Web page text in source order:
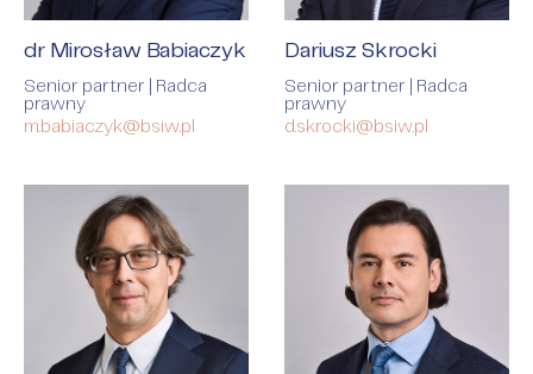
dr Mirosław Babiaczyk
Senior partner | Radca
prawny
m.babiaczyk@bsiw.pl
Dariusz Skrocki
Senior partner | Radca
prawny
d.skrocki@bsiw.pl